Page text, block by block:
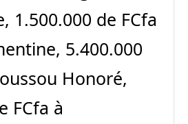
1.500.000 de FCfa
5.400.000
Honoré,
FCfa à